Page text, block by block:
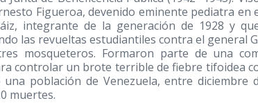
Figueroa, devenido eminente pediatra
integrante de la generación de 1928 y
las revueltas estudiantiles contra el general
mosqueteros. Formaron parte de una
controlar un brote terrible de fiebre tifoidea
población de Venezuela, entre diciembre
muertes.